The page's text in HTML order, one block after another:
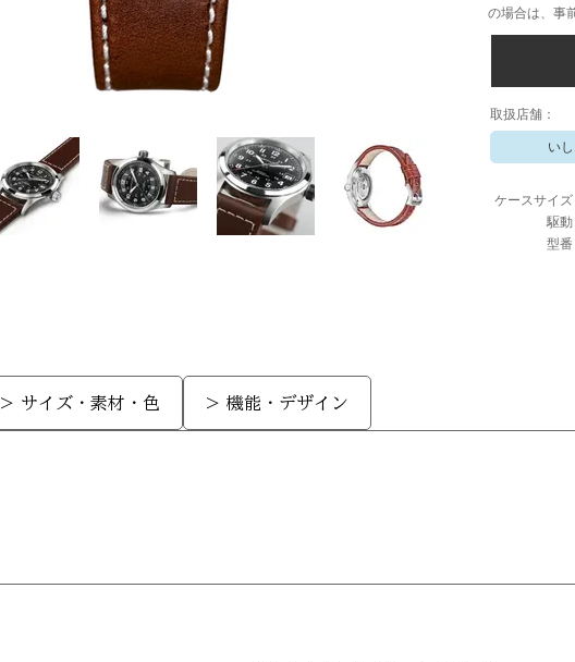
の場合は、事
​取扱店舗：
い
ケースサイズ
駆動
型番
> サイズ・素材・色 > 機能・デザイン